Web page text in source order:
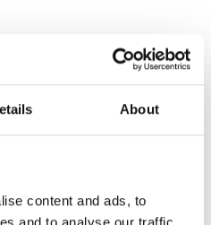
About
content and ads, to